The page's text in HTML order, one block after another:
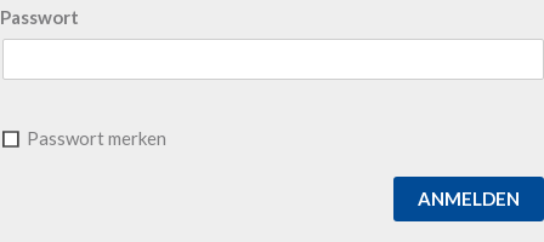
Passwort
Passwort merken
ANMELDEN